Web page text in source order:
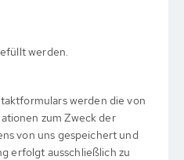
werden.
werden die von
zum Zweck der
von uns gespeichert und
erfolgt ausschließlich zu